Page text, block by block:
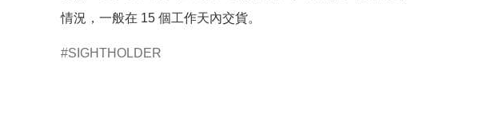
情況，一般在 15 個工作天內交貨。
SIGHTHOLDER